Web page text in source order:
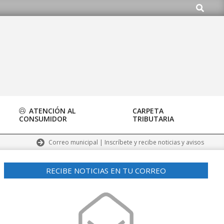
Buscar
ATENCIÓN AL
CONSUMIDOR
CARPETA
TRIBUTARIA
Correo municipal | Inscríbete y recibe noticias y avisos
RECIBE NOTICIAS EN TU CORREO